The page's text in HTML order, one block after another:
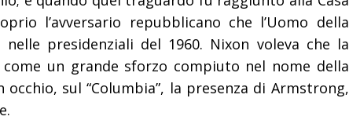
l’avversario repubblicano che l’Uomo della
presidenziali del 1960. Nixon voleva che la
un grande sforzo compiuto nel nome della
sul “Columbia”, la presenza di Armstrong,